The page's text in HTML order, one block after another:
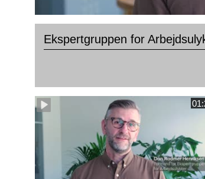
Ekspertgruppen for